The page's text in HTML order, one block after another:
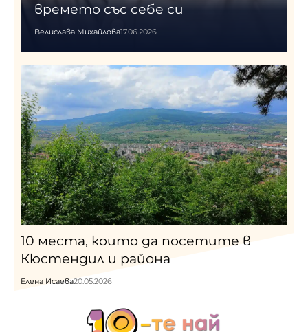
времето със себе си
Велислава Михайлова17.06.2026
10 места, които да посетите в
Кюстендил и района
Елена Исаева20.05.2026